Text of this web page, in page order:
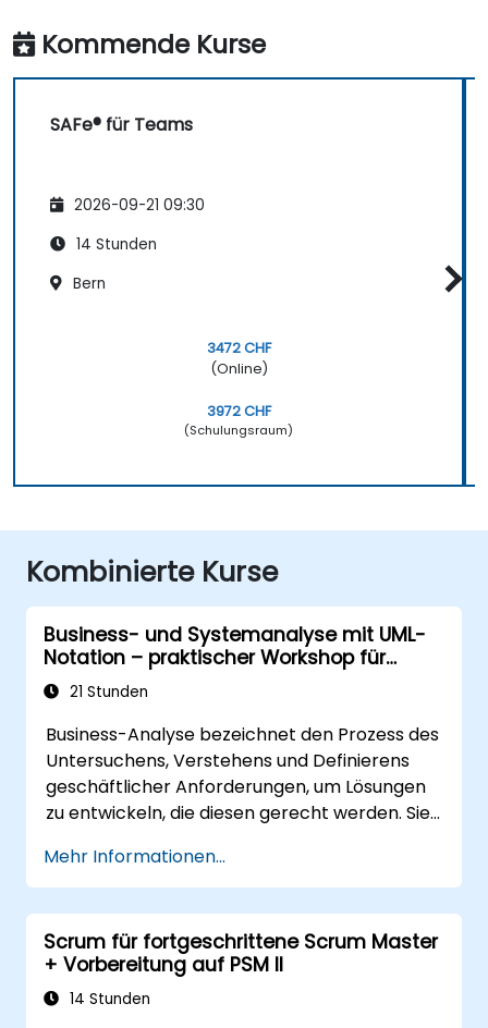
Kommende Kurse
SAFe® für Teams
2026-09-21 09:30
14 Stunden
Bern
3472 CHF
(Online)
3972 CHF
(Schulungsraum)
Kombinierte Kurse
Business- und Systemanalyse mit UML-
Notation – praktischer Workshop für
Product Owners in der Scrum-Methode
21 Stunden
Business-Analyse bezeichnet den Prozess des
Untersuchens, Verstehens und Definierens
geschäftlicher Anforderungen, um Lösungen
zu entwickeln, die diesen gerecht werden. Sie
Managements in Organisationen sowie der
Gestaltung neuer Geschäftslösungen. Ziel der
Business-Analyse ist es sicherzustellen, dass
technologische, prozessuale oder
organisatorische Lösungen den Zielen und
Bedürfnissen des Unternehmens
Mehr Informationen...
Scrum für fortgeschrittene Scrum Master
+ Vorbereitung auf PSM II
14 Stunden